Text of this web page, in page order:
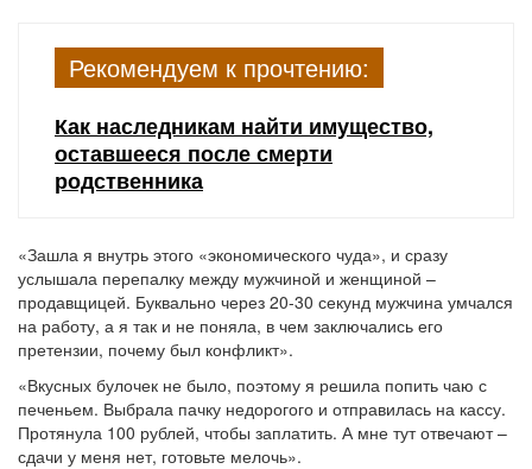
Рекомендуем к прочтению:
Как наследникам найти имущество,
оставшееся после смерти
родственника
«Зашла я внутрь этого «экономического чуда», и сразу
услышала перепалку между мужчиной и женщиной –
продавщицей. Буквально через 20-30 секунд мужчина умчался
на работу, а я так и не поняла, в чем заключались его
претензии, почему был конфликт».
«Вкусных булочек не было, поэтому я решила попить чаю с
печеньем. Выбрала пачку недорогого и отправилась на кассу.
Протянула 100 рублей, чтобы заплатить. А мне тут отвечают –
сдачи у меня нет, готовьте мелочь».